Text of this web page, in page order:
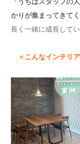
かりが集まってきて
長く一緒に成長して
＜こんなインテリ